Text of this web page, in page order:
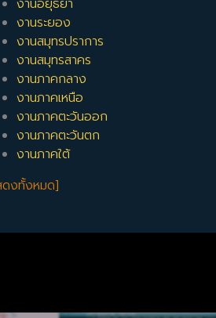
งานอยุธยา
งานระยอง
งานสมุทรปราการ
งานสมุทรสาคร
งานภาคกลาง
งานภาคเหนือ
งานภาคตะวันออก
งานภาคตะวันตก
งานภาคใต้
งทั้งหมด]